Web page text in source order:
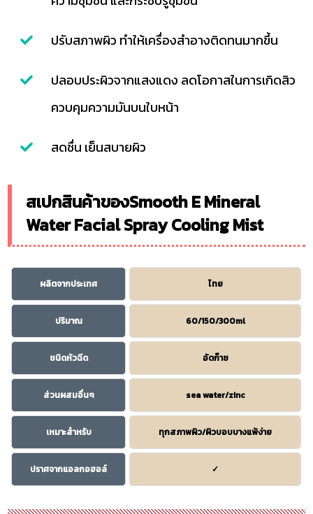
ปรับสภาพผิว ทำให้เครื่องสำอางติดทนมากขึ้น
ปลอบประผิวจากแสงแดง ลดโอกาสในการเกิดสิว
ควบคุมความมันบนใบหน้า
สดชื่น เย็นสบายผิว
สเปกสินค้าของSmooth E Mineral
Water Facial Spray Cooling Mist
ผลิตจากประเทศ ไทย
ปริมาณ 60/150/300ml
ชนิดหัวฉีด อัดก๊าซ
ส่วนผสมอื่นๆ sea water/zinc
เหมาะสำหรับ ทุกสภาพผิว/ผิวบอบบางแพ้ง่าย
ปราศจากแอลกอฮอล์ ✓